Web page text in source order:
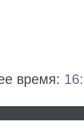
время: